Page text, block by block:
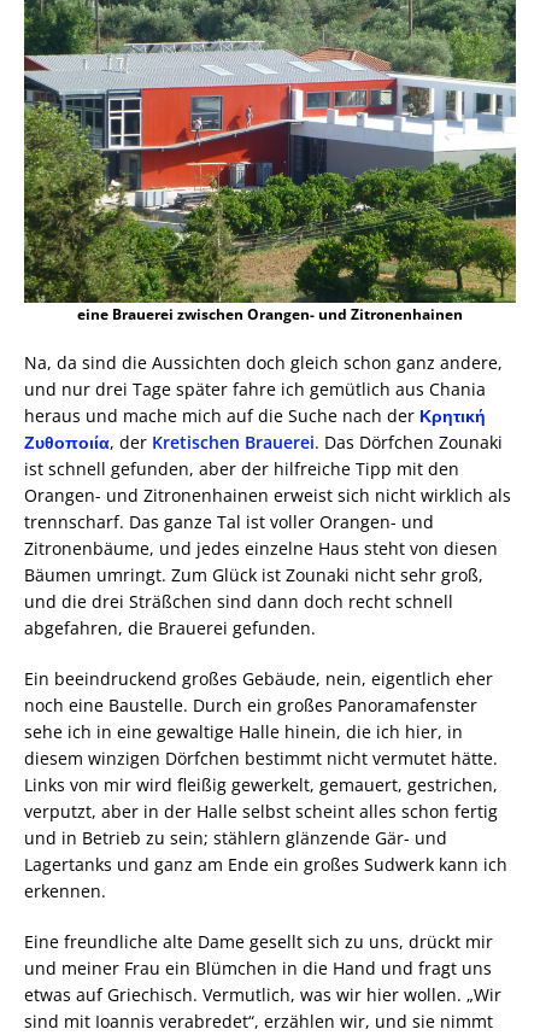
eine Brauerei zwischen Orangen- und Zitronenhainen
Na, da sind die Aussichten doch gleich schon ganz andere,
und nur drei Tage später fahre ich gemütlich aus Chania
heraus und mache mich auf die Suche nach der Κρητική
Ζυθοποιία, der Kretischen Brauerei. Das Dörfchen Zounaki
ist schnell gefunden, aber der hilfreiche Tipp mit den
Orangen- und Zitronenhainen erweist sich nicht wirklich als
trennscharf. Das ganze Tal ist voller Orangen- und
Zitronenbäume, und jedes einzelne Haus steht von diesen
Bäumen umringt. Zum Glück ist Zounaki nicht sehr groß,
und die drei Sträßchen sind dann doch recht schnell
abgefahren, die Brauerei gefunden.
Ein beeindruckend großes Gebäude, nein, eigentlich eher
noch eine Baustelle. Durch ein großes Panoramafenster
sehe ich in eine gewaltige Halle hinein, die ich hier, in
diesem winzigen Dörfchen bestimmt nicht vermutet hätte.
Links von mir wird fleißig gewerkelt, gemauert, gestrichen,
verputzt, aber in der Halle selbst scheint alles schon fertig
und in Betrieb zu sein; stählern glänzende Gär- und
Lagertanks und ganz am Ende ein großes Sudwerk kann ich
erkennen.
Eine freundliche alte Dame gesellt sich zu uns, drückt mir
und meiner Frau ein Blümchen in die Hand und fragt uns
etwas auf Griechisch. Vermutlich, was wir hier wollen. „Wir
sind mit Ioannis verabredet“, erzählen wir, und sie nimmt